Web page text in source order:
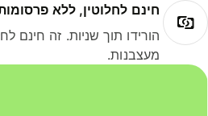
חינם לחלוטין, ללא פרסומות
הורידו תוך שניות. זה חינם
מעצבנות.